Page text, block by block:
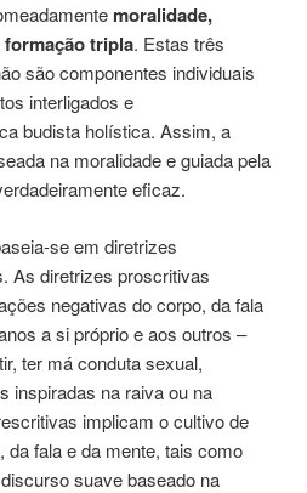
moralidade,
formação tripla. Estas três
são componentes individuais
interligados e
budista holística. Assim, a
na moralidade e guiada pela
eficaz.
se em diretrizes
As diretrizes proscritivas
negativas do corpo, da fala
a si próprio e aos outros –
ter má conduta sexual,
inspiradas na raiva ou na
implicam o cultivo de
fala e da mente, tais como
suave baseado na